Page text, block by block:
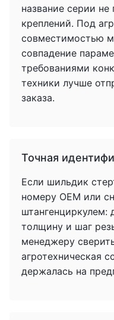
название серии не
креплений. Под
совместимостью
совпадение
требованиями
техники лучше
заказа.
Точная
Если шильдик
номеру OEM или
штангенциркулем:
толщину и шаг
менеджеру
агротехническая
держалась на